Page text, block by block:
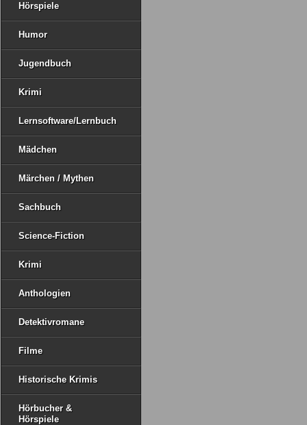
Hörspiele
Humor
Jugendbuch
Krimi
Lernsoftware/Lernbuch
Mädchen
Märchen / Mythen
Sachbuch
Science-Fiction
Krimi
Anthologien
Detektivromane
Filme
Historische Krimis
Hörbucher &
Hörspiele